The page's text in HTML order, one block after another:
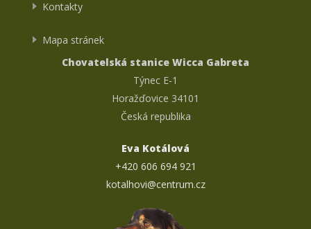
Kontakty
Mapa stránek
Chovatelská stanice Wicca Gabreta
Týnec E-1
Horažďovice 34101
Česká republika
Eva Kotálová
+420 606 694 921
kotalhovi@centrum.cz